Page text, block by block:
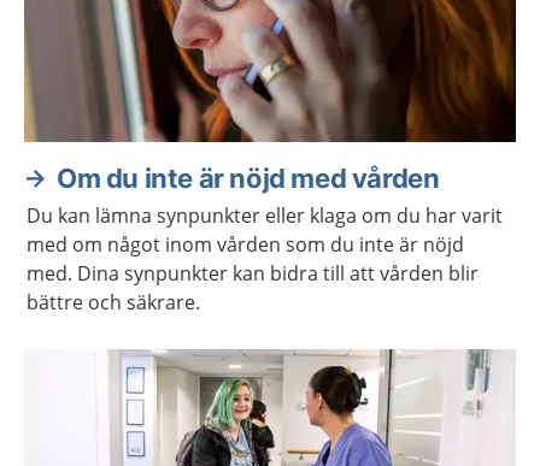
Om du inte är nöjd med vården
Du kan lämna synpunkter eller klaga om du har varit
med om något inom vården som du inte är nöjd
med. Dina synpunkter kan bidra till att vården blir
bättre och säkrare.